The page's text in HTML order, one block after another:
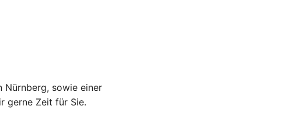
Nürnberg, sowie einer
gerne Zeit für Sie.